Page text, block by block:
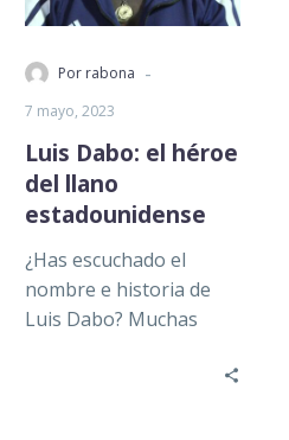
Por rabona -
7 mayo, 2023
Luis Dabo: el héroe
del llano
estadounidense
¿Has escuchado el
nombre e historia de
Luis Dabo? Muchas
comunicación deportiva